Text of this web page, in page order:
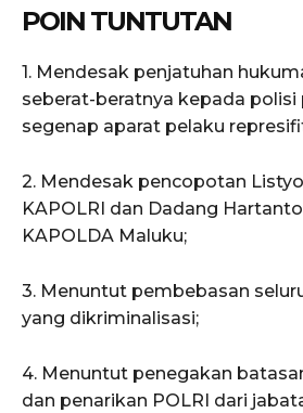
POIN TUNTUTAN
1. Mendesak penjatuhan
seberat-beratnya kepada polisi
segenap aparat pelaku
2. Mendesak pencopotan
KAPOLRI dan Dadang
KAPOLDA Maluku;
3. Menuntut pembebasan
yang dikriminalisasi;
4. Menuntut penegakan
dan penarikan POLRI dari